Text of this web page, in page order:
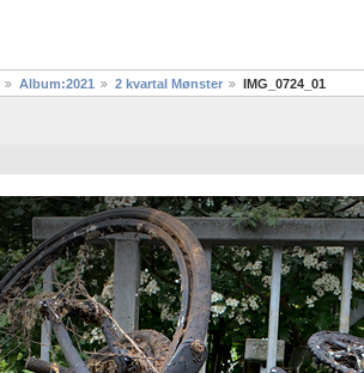
Album:2021 2 kvartal Mønster IMG_0724_01